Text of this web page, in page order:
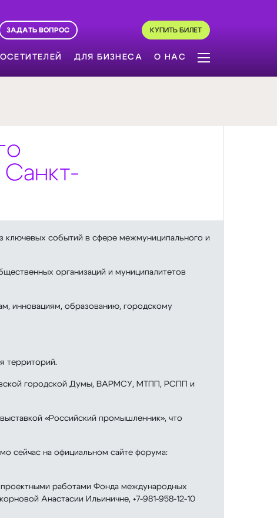
ЗАДАТЬ ВОПРОС КУПИТЬ БИЛЕТ
ДЛЯ БИЗНЕСА О НАС
событий в сфере межмуниципального и
организаций и муниципалитетов
инновациям, образованию, городскому
территорий.
городской Думы, ВАРМСУ, МТПП, РСПП и
«Российский промышленник», что
сейчас на официальном сайте форума:
работами Фонда международных
Анастасии Ильиничне, +7-981-958-12-10